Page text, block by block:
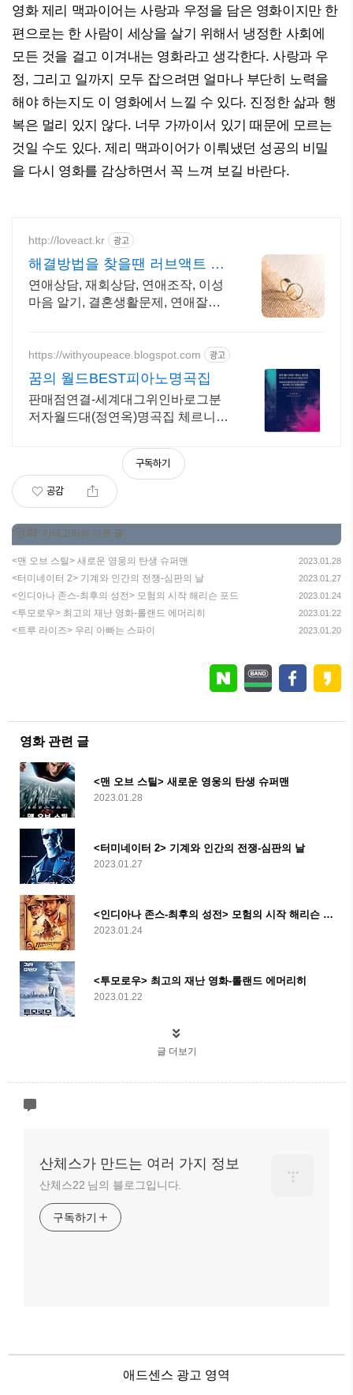
영화 제리 맥과이어는 사랑과 우정을 담은 영화이지만 한
편으로는 한 사람이 세상을 살기 위해서 냉정한 사회에
모든 것을 걸고 이겨내는 영화라고 생각한다. 사랑과 우
정, 그리고 일까지 모두 잡으려면 얼마나 부단히 노력을
해야 하는지도 이 영화에서 느낄 수 있다. 진정한 삶과 행
복은 멀리 있지 않다. 너무 가까이서 있기 때문에 모르는
것일 수도 있다. 제리 맥과이어가 이뤄냈던 성공의 비밀
을 다시 영화를 감상하면서 꼭 느껴 보길 바란다.
http://loveact.kr 광고
해결방법을 찾을땐 러브액트 역
할대행운영 실전경험 충분
연애상담, 재회상담, 연애조작, 이성
마음 알기, 결혼생활문제, 연애잘하
의부탁드립니다.
https://withyoupeace.blogspot.com 광고
꿈의 월드BEST피아노명곡집
판매점연결-세계대그위인바로그분
저자월드대(정연옥)명곡집 체르니
공감
구독하기
' 영화' 카테고리의 다른 글
<맨 오브 스틸> 새로운 영웅의 탄생 슈퍼맨 2023.01.28
<터미네이터 2> 기계와 인간의 전쟁-심판의 날 2023.01.27
<인디아나 존스-최후의 성전> 모험의 시작 해리슨 포드 2023.01.24
<투모로우> 최고의 재난 영화-롤랜드 에머리히 2023.01.22
<트루 라이즈> 우리 아빠는 스파이 2023.01.20
영화 관련 글
<맨 오브 스틸> 새로운 영웅의 탄생 슈퍼맨
2023.01.28
<터미네이터 2> 기계와 인간의 전쟁-심판의 날
2023.01.27
<인디아나 존스-최후의 성전> 모험의 시작 해리슨 포드
2023.01.24
<투모로우> 최고의 재난 영화-롤랜드 에머리히
2023.01.22
글 더보기
산체스가 만드는 여러 가지 정보
산체스22 님의 블로그입니다.
구독하기
애드센스 광고 영역